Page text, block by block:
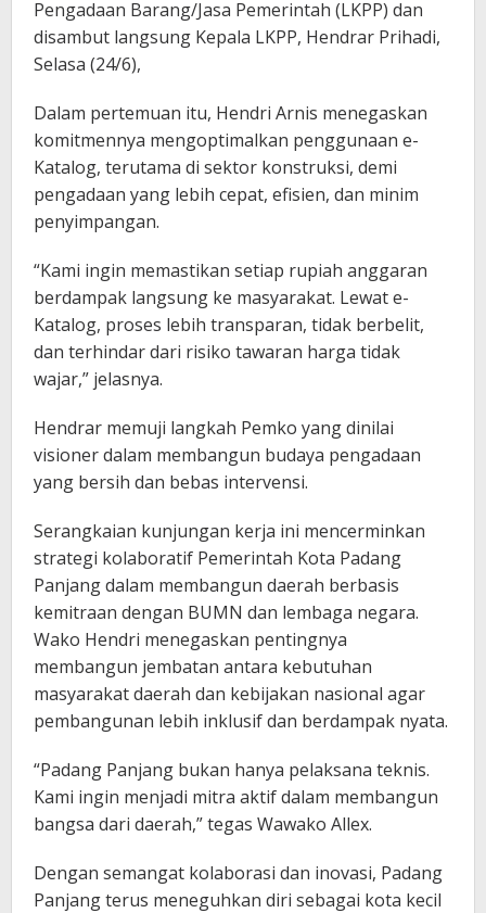
Pengadaan Barang/Jasa Pemerintah (LKPP) dan
disambut langsung Kepala LKPP, Hendrar Prihadi,
Selasa (24/6),
Dalam pertemuan itu, Hendri Arnis menegaskan
komitmennya mengoptimalkan penggunaan e-
Katalog, terutama di sektor konstruksi, demi
pengadaan yang lebih cepat, efisien, dan minim
penyimpangan.
“Kami ingin memastikan setiap rupiah anggaran
berdampak langsung ke masyarakat. Lewat e-
Katalog, proses lebih transparan, tidak berbelit,
dan terhindar dari risiko tawaran harga tidak
wajar,” jelasnya.
Hendrar memuji langkah Pemko yang dinilai
visioner dalam membangun budaya pengadaan
yang bersih dan bebas intervensi.
Serangkaian kunjungan kerja ini mencerminkan
strategi kolaboratif Pemerintah Kota Padang
Panjang dalam membangun daerah berbasis
kemitraan dengan BUMN dan lembaga negara.
Wako Hendri menegaskan pentingnya
membangun jembatan antara kebutuhan
masyarakat daerah dan kebijakan nasional agar
pembangunan lebih inklusif dan berdampak nyata.
“Padang Panjang bukan hanya pelaksana teknis.
Kami ingin menjadi mitra aktif dalam membangun
bangsa dari daerah,” tegas Wawako Allex.
Dengan semangat kolaborasi dan inovasi, Padang
Panjang terus meneguhkan diri sebagai kota kecil